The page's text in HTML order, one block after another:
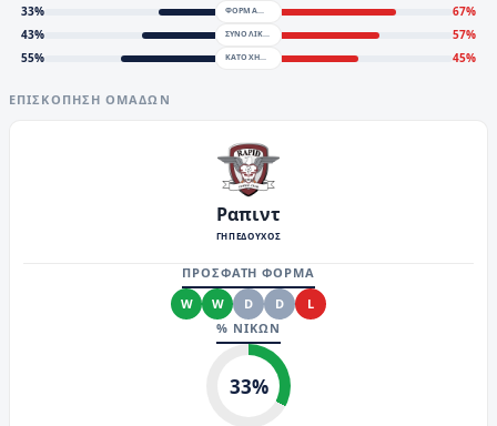
33% ΦΟΡΜΑ 67%
43% ΣΥΝΟΛΙΚΑ 57%
55% KATOXH 45%
ΕΠΙΣΚΌΠΗΣΗ ΟΜΆΔΩΝ
Ραπιντ
ΓΗΠΕΔΟΥΧΟΣ
ΠΡΟΣΦΑΤΗ ΦΟΡΜΑ
W
W D D
L
% ΝΙΚΩΝ
33%